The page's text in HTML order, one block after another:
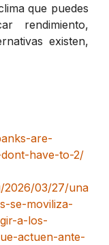
que puedes
rendimiento,
existen,
are-
have-to-2/
2026/03/27/una
se-moviliza-
a-los-
actuen-ante-